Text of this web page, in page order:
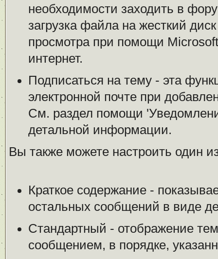
необходимости заходить в
загрузка файла на жесткий
просмотра при помощи
интернет.
Подписаться на тему - эта
электронной почте при
См. раздел помощи
детальной информации.
Вы также можете настроить один
Краткое содержание -
остальных сообщений в виде
Стандартный - отображение
сообщением, в порядке,